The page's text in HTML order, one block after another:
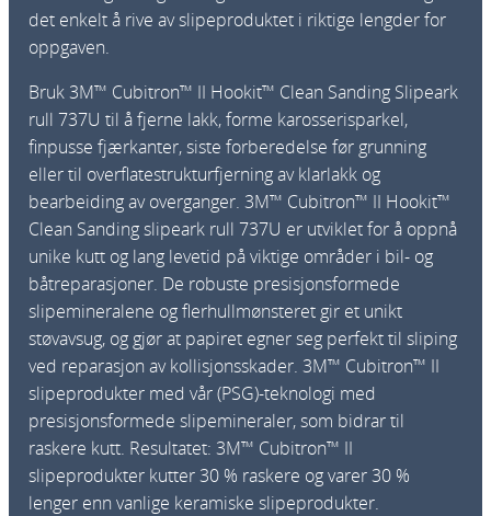
i
t
7
0
m
m
x
1
2
m
p
k
a
n
t
a
l
l
det enkelt å rive av slipeproduktet i riktige lengder for
oppgaven.
Bruk 3M™ Cubitron™ II Hookit™ Clean Sanding Slipeark
rull 737U til å fjerne lakk, forme karosserisparkel,
finpusse fjærkanter, siste forberedelse før grunning
eller til overflatestrukturfjerning av klarlakk og
bearbeiding av overganger. 3M™ Cubitron™ II Hookit™
Clean Sanding slipeark rull 737U er utviklet for å oppnå
unike kutt og lang levetid på viktige områder i bil- og
båtreparasjoner. De robuste presisjonsformede
slipemineralene og flerhullmønsteret gir et unikt
støvavsug, og gjør at papiret egner seg perfekt til sliping
ved reparasjon av kollisjonsskader. 3M™ Cubitron™ II
slipeprodukter med vår (PSG)-teknologi med
presisjonsformede slipemineraler, som bidrar til
raskere kutt. Resultatet: 3M™ Cubitron™ II
slipeprodukter kutter 30 % raskere og varer 30 %
lenger enn vanlige keramiske slipeprodukter.